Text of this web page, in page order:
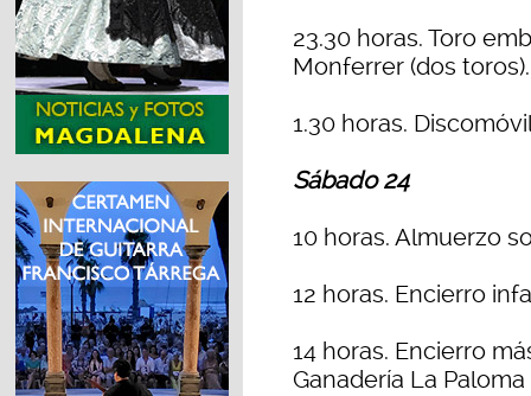
23.30 horas. Toro
Monferrer (dos toros).
1.30 horas.
Sábado 24
10 horas. Almuerzo
12 horas. Encierro
14 horas. Encierro
Ganadería La